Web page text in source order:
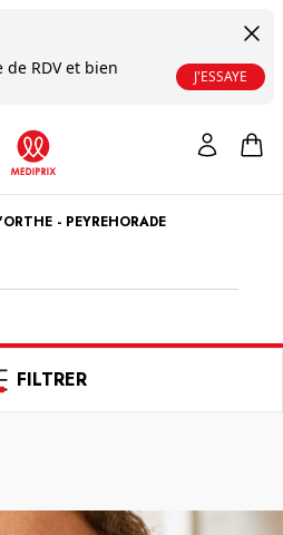
RDV et bien
J'ESSAYE
- PEYREHORADE
FILTRER